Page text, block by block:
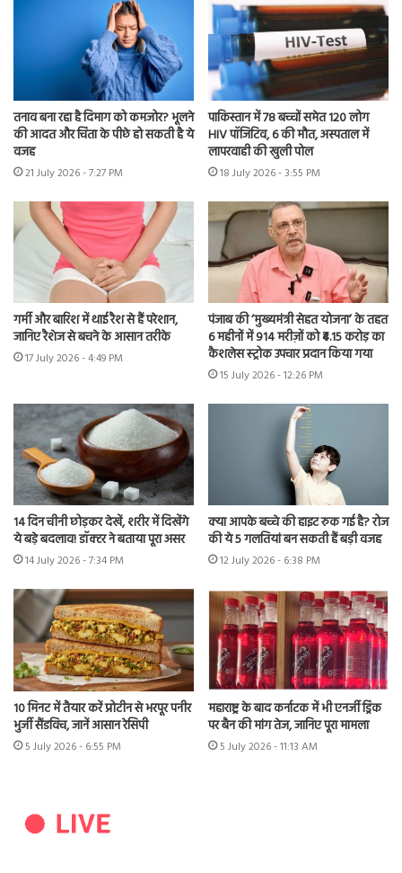
तनाव बना रहा है दिमाग को कमजोर? भूलने
की आदत और चिंता के पीछे हो सकती है ये
वजह
21 July 2026 - 7:27 PM
पाकिस्तान में 78 बच्चों समेत 120 लोग
HIV पॉजिटिव, 6 की मौत, अस्पताल में
लापरवाही की खुली पोल
18 July 2026 - 3:55 PM
गर्मी और बारिश में थाई रैश से हैं परेशान,
जानिए रैशेज से बचने के आसान तरीके
17 July 2026 - 4:49 PM
पंजाब की ‘मुख्यमंत्री सेहत योजना’ के तहत
6 महीनों में 914 मरीज़ों को ₹4.15 करोड़ का
कैशलेस स्ट्रोक उपचार प्रदान किया गया
15 July 2026 - 12:26 PM
14 दिन चीनी छोड़कर देखें, शरीर में दिखेंगे
ये बड़े बदलाव! डॉक्टर ने बताया पूरा असर
14 July 2026 - 7:34 PM
क्या आपके बच्चे की हाइट रुक गई है? रोज
की ये 5 गलतियां बन सकती हैं बड़ी वजह
12 July 2026 - 6:38 PM
10 मिनट में तैयार करें प्रोटीन से भरपूर पनीर
भुर्जी सैंडविच, जानें आसान रेसिपी
5 July 2026 - 6:55 PM
महाराष्ट्र के बाद कर्नाटक में भी एनर्जी ड्रिंक
पर बैन की मांग तेज, जानिए पूरा मामला
5 July 2026 - 11:13 AM